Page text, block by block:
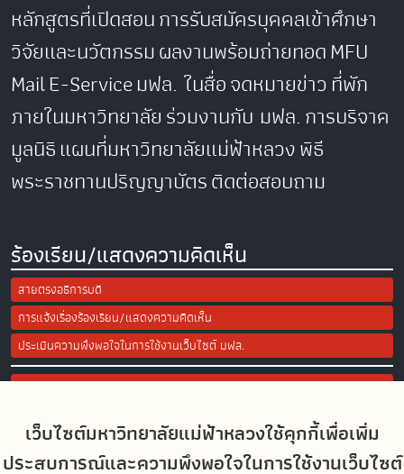
เว็บไซต์มหาวิทยาลัยแม่ฟ้าหลวงใช้คุกกี้เพื่อเพิ่ม
ประสบการณ์และความพึงพอใจในการใช้งานเว็บไซต์
หลักสูตรที่เปิดสอนการรับสมัครบุคคลเข้าศึกษา
วิจัยและนวัตกรรมผลงานพร้อมถ่ายทอดMFU
MailE-Serviceมฟล. ในสื่อจดหมายข่าวที่พัก
ภายในมหาวิทยาลัยร่วมงานกับ มฟล.การบริจาค
มูลนิธิแผนที่มหาวิทยาลัยแม่ฟ้าหลวงพิธี
พระราชทานปริญญาบัตรติดต่อสอบถาม
ร้องเรียน/แสดงความคิดเห็น
สายตรงอธิการบดี
การแจ้งเรื่องร้องเรียน/แสดงความคิดเห็น
ประเมินความพึงพอใจในการใช้งานเว็บไซต์ มฟล.
Site Map
Social Media